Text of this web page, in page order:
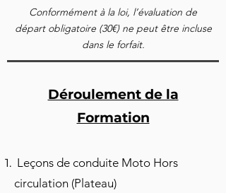
Conformément à la loi, l’évaluation de
départ obligatoire (30€) ne peut être incluse
dans le forfait.
Déroulement de la
Formation
Leçons de conduite Moto Hors
circulation (Plateau)